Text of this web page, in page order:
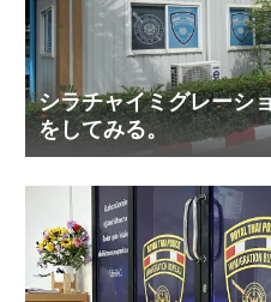
シラチャイミグレーシ
をしてみる。